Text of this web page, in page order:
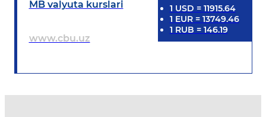
MB valyuta kurslari
www.cbu.uz
1 USD = 11915.64
1 EUR= 13749.46
1 RUB = 146.19